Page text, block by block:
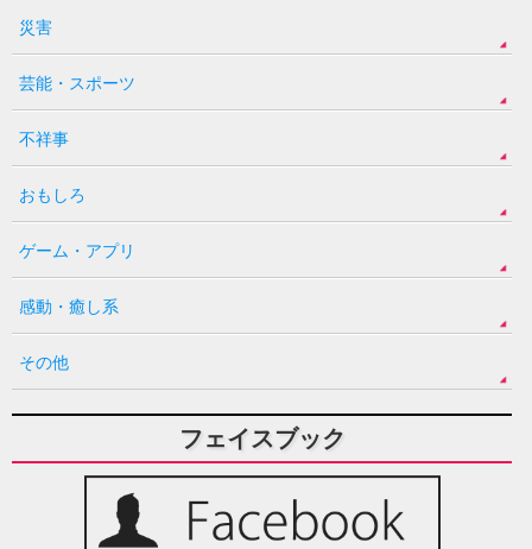
災害
芸能・スポーツ
不祥事
おもしろ
ゲーム・アプリ
感動・癒し系
その他
フェイスブック